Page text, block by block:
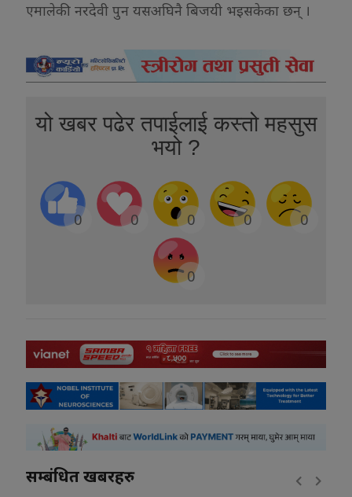
एमालेकी नरदेवी पुन यसअघिनै बिजयी भइसकेका छन् ।
यो खबर पढेर तपाईलाई कस्तो महसुस
भयो ?
0 0 0 0 0
0
सम्बंधित खबरहरु